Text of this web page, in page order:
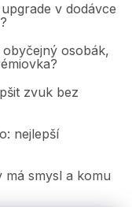
v dodávce
osobák,
zvuk bez
nejlepší
má smysl a komu